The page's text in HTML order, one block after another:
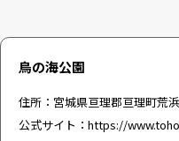
鳥の海公園
住所：宮城県亘理郡亘理町荒
公式サイト： https://